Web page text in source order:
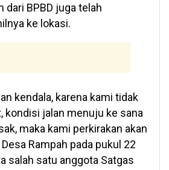
dari BPBD juga telah
ke lokasi.
kendala, karena kami tidak
kondisi jalan menuju ke sana
maka kami perkirakan akan
Rampah pada pukul 22
salah satu anggota Satgas